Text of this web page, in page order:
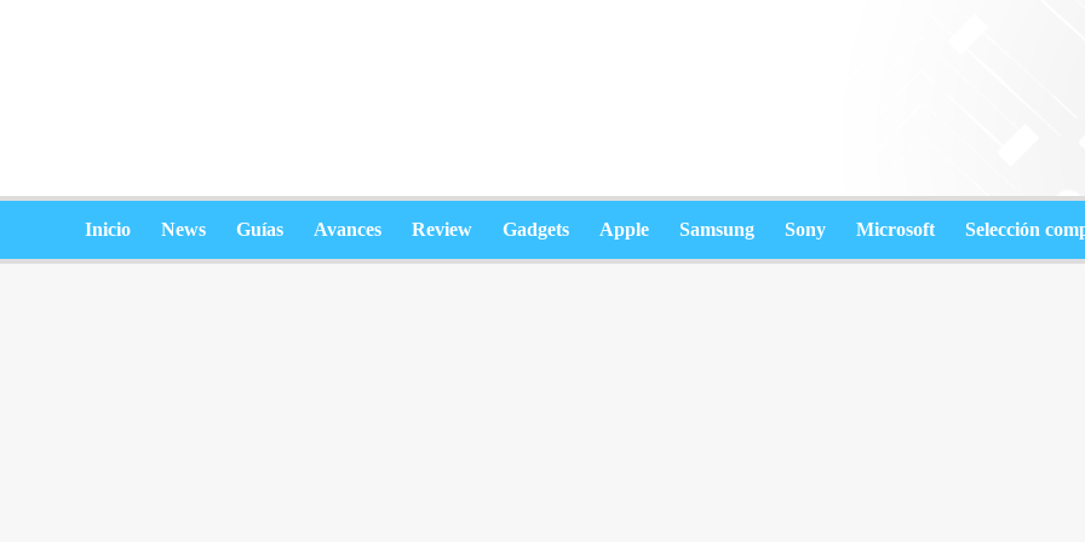
Inicio News Guías Avances Review Gadgets Apple Samsung Sony Microsoft Selección